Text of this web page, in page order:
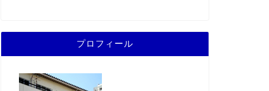
プロフィール